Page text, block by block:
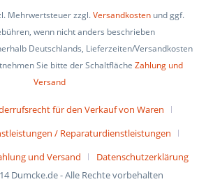
Mehrwertsteuer zzgl.Versandkosten und ggf.
wenn nicht anders beschrieben
Deutschlands, Lieferzeiten/Versandkosten
Sie bitte der Schaltfläche Zahlung und
Versand
für den Verkauf von Waren
/ Reparaturdienstleistungen
und Versand
Datenschutzerklärung
Dumcke.de - Alle Rechte vorbehalten